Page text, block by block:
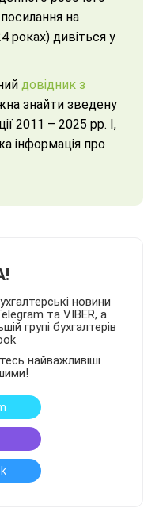
на
роках) дивіться у
довідник з
знайти зведену
2011 – 2025 рр. І,
інформація про
новини
та VIBER, а
групі бухгалтерів
найважливіші